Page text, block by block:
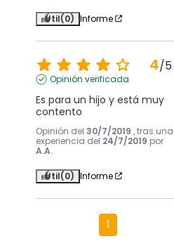
Útil(0) Informe
4/5
Opinión verificada
Es para un hijo y está muy
contento
Opinión del 30/7/2019 , tras una
experiencia del 24/7/2019 por
A.A.
Útil(0) Informe
1